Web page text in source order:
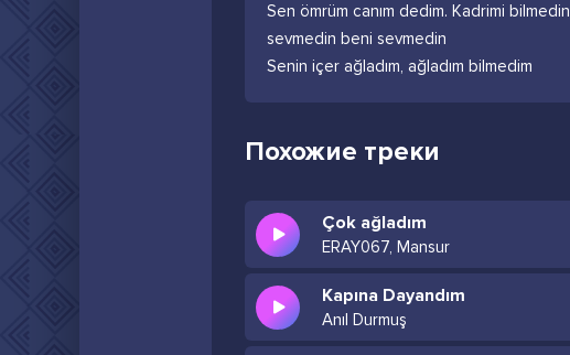
Sen ömrüm canım dedim. Kadrimi bilmedin
sevmedin beni sevmedin
Senin içer ağladım, ağladım bilmedim
Похожие треки
Çok ağladım
ERAY067, Mansur
Kapına Dayandım
Anıl Durmuş